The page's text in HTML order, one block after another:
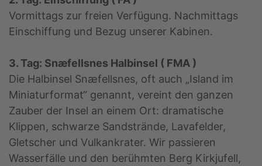
Vormittags zur freien Verfügung. Nachmittags
Einschiffung und Bezug unserer Kabinen.
3. Tag: Snæfellsnes Halbinsel ( FMA )
Die Halbinsel Snæfellsnes, oft auch „Island im
Miniaturformat“ genannt, vereint den ganzen
Zauber der Insel an einem Ort: dramatische
Klippen, schwarze Sandstrände, Lavafelder,
Gletscher und Vulkankrater. Wir passieren
Wasserfälle und den berühmten Berg Kirkjufell,